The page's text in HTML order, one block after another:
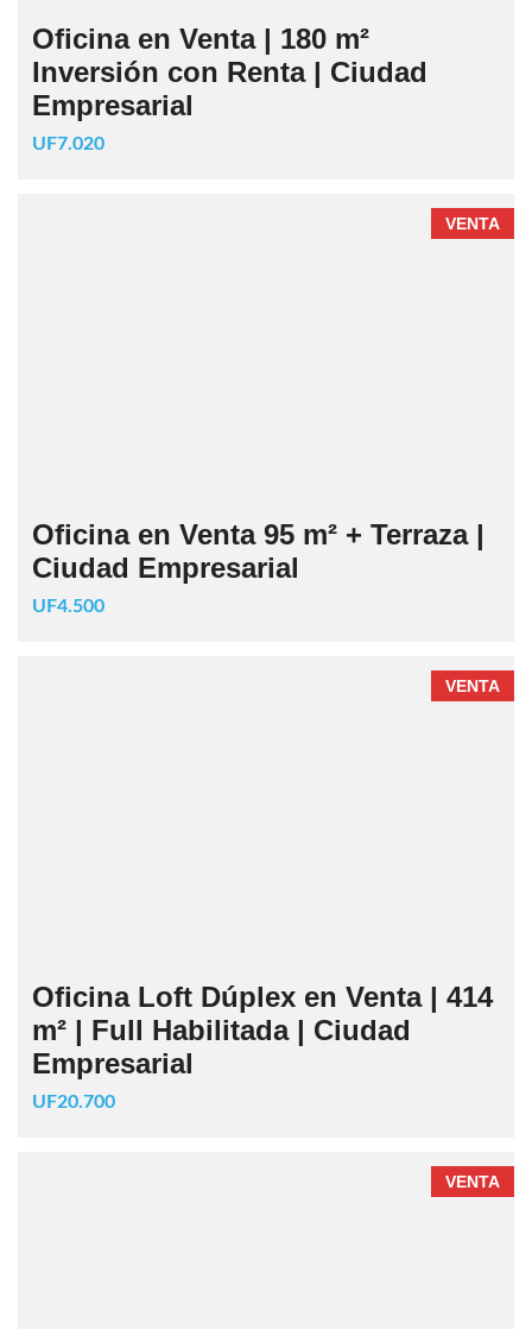
Oficina en Venta | 180 m²
Inversión con Renta | Ciudad
Empresarial
UF7.020
VENTA
Oficina en Venta 95 m² + Terraza |
Ciudad Empresarial
UF4.500
VENTA
Oficina Loft Dúplex en Venta | 414
m² | Full Habilitada | Ciudad
Empresarial
UF20.700
VENTA